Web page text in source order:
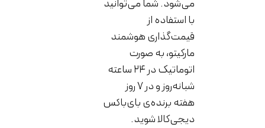
می‌شود. شما می‌توانید
با استفاده از
قیمت‌گذاری هوشمند
مارکیتو، به صورت
اتوماتیک در ۲۴ ساعته
شبانه‌روز و در ۷ روز
هفته برنده‌ی بای‌باکس
دیجی‌کالا شوید.